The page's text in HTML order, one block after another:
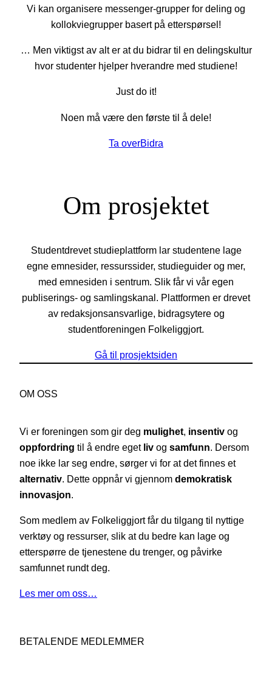
Vi kan organisere messenger-grupper for deling og
kollokviegrupper basert på etterspørsel!
… Men viktigst av alt er at du bidrar til en delingskultur
hvor studenter hjelper hverandre med studiene!
Just do it!
Noen må være den første til å dele!
Ta overBidra
Om prosjektet
Studentdrevet studieplattform lar studentene lage
egne emnesider, ressurssider, studieguider og mer,
med emnesiden i sentrum. Slik får vi vår egen
publiserings- og samlingskanal. Plattformen er drevet
av redaksjonsansvarlige, bidragsytere og
studentforeningen Folkeliggjort.
Gå til prosjektsiden
OM OSS
Vi er foreningen som gir deg mulighet, insentiv og
oppfordring til å endre eget liv og samfunn. Dersom
noe ikke lar seg endre, sørger vi for at det finnes et
alternativ. Dette oppnår vi gjennom demokratisk
innovasjon.
Som medlem av Folkeliggjort får du tilgang til nyttige
verktøy og ressurser, slik at du bedre kan lage og
etterspørre de tjenestene du trenger, og påvirke
samfunnet rundt deg.
Les mer om oss…
BETALENDE MEDLEMMER